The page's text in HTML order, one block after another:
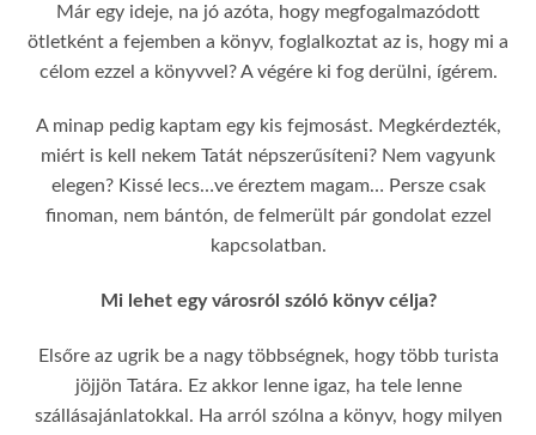
Már egy ideje, na jó azóta, hogy megfogalmazódott
ötletként a fejemben a könyv, foglalkoztat az is, hogy mi a
célom ezzel a könyvvel? A végére ki fog derülni, ígérem.
A minap pedig kaptam egy kis fejmosást. Megkérdezték,
miért is kell nekem Tatát népszerűsíteni? Nem vagyunk
elegen? Kissé lecs…ve éreztem magam… Persze csak
finoman, nem bántón, de felmerült pár gondolat ezzel
kapcsolatban.
Mi lehet egy városról szóló könyv célja?
Elsőre az ugrik be a nagy többségnek, hogy több turista
jöjjön Tatára. Ez akkor lenne igaz, ha tele lenne
szállásajánlatokkal. Ha arról szólna a könyv, hogy milyen